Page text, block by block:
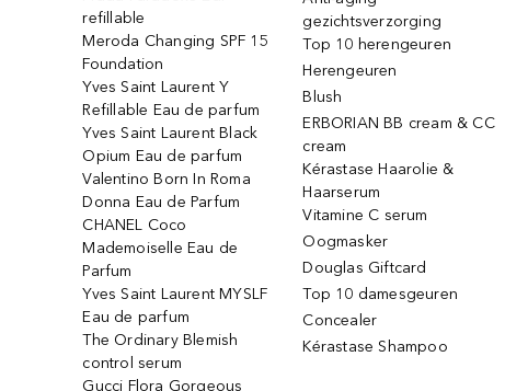
refillable
Meroda Changing SPF 15
Foundation
Yves Saint Laurent Y
Refillable Eau de parfum
Yves Saint Laurent Black
Opium Eau de parfum
Valentino Born In Roma
Donna Eau de Parfum
CHANEL Coco
Mademoiselle Eau de
Parfum
Yves Saint Laurent MYSLF
Eau de parfum
The Ordinary Blemish
control serum
Gucci Flora Gorgeous
gezichtsverzorging
Top 10 herengeuren
Herengeuren
Blush
ERBORIAN BB cream & CC
cream
Kérastase Haarolie &
Haarserum
Vitamine C serum
Oogmasker
Douglas Giftcard
Top 10 damesgeuren
Concealer
Kérastase Shampoo